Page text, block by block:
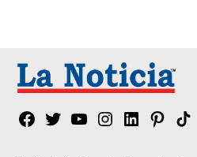
Facebook
TwitterYouTubeInstagram
LinkedinPinterest
Tik